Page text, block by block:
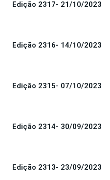
Edição 2317- 21/10/2023
Edição 2316- 14/10/2023
Edição 2315- 07/10/2023
Edição 2314- 30/09/2023
Edição 2313- 23/09/2023